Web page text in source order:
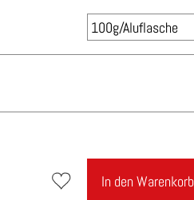
In den Warenkorb